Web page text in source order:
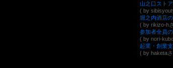
山之口スト
( by
堀之内酒店の
( by rikizo-h
( by nori-
( by haketa